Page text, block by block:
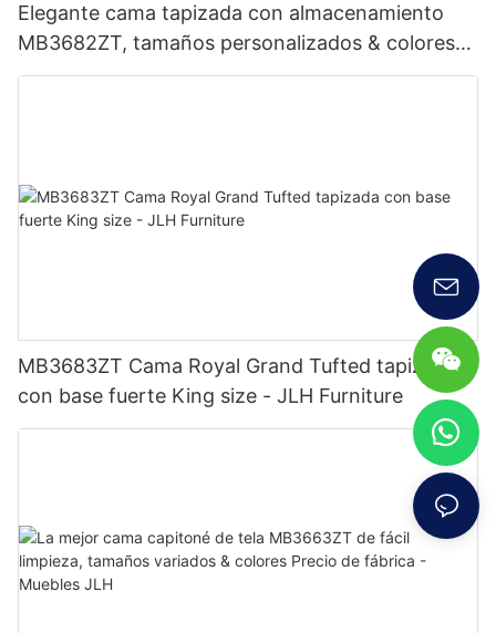
Elegante cama tapizada con almacenamiento
MB3682ZT, tamaños personalizados & colores
Precio de fábrica - Muebles JLH
MB3683ZT Cama Royal Grand Tufted tapizada
con base fuerte King size - JLH Furniture